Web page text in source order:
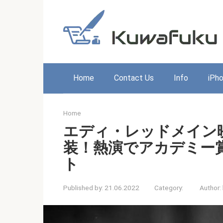
Home Contact Us Info
Home
エディ・レッドメイ
装！熱演でアカデミー
ト
Published by: 21.06.2022 Category: Author: